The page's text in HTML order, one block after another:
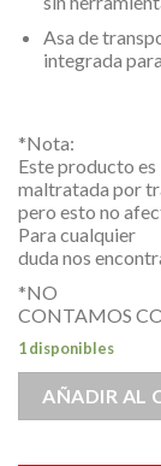
Asa de
integrada
*Nota:
Este producto
maltratada por
pero esto no
Para cualquier
duda nos
*NO
CONTAMOS
1 disponibles
AÑADIR AL